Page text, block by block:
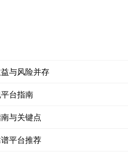
与风险并存
台指南
与关键点
平台推荐